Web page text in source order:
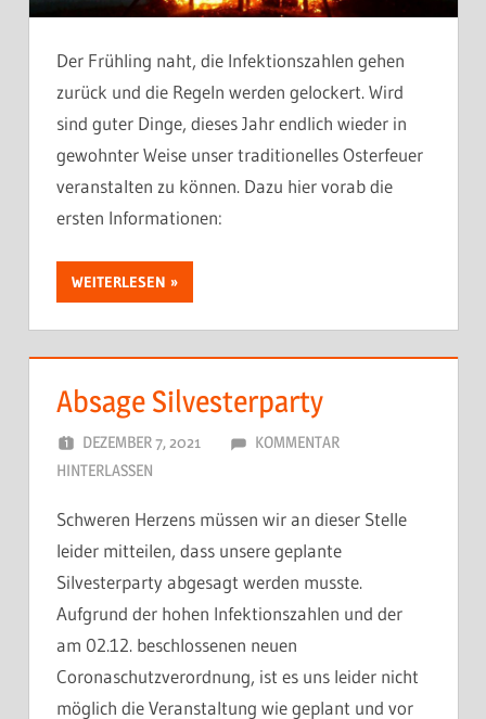
Der Frühling naht, die Infektionszahlen gehen
zurück und die Regeln werden gelockert. Wird
sind guter Dinge, dieses Jahr endlich wieder in
gewohnter Weise unser traditionelles Osterfeuer
veranstalten zu können. Dazu hier vorab die
ersten Informationen:
WEITERLESEN
Absage Silvesterparty
DEZEMBER 7, 2021 DORFJUGEND
KOMMENTAR
HINTERLASSEN
Schweren Herzens müssen wir an dieser Stelle
leider mitteilen, dass unsere geplante
Silvesterparty abgesagt werden musste.
Aufgrund der hohen Infektionszahlen und der
am 02.12. beschlossenen neuen
Coronaschutzverordnung, ist es uns leider nicht
möglich die Veranstaltung wie geplant und vor